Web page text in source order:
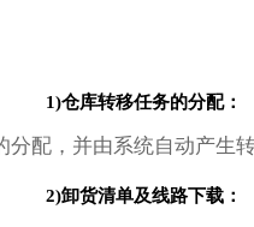
1)仓库转移任务的分配：
分配，并由系统自动产生
2)卸货清单及线路下载：